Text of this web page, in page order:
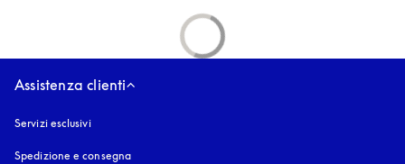
Assistenza clienti
Servizi esclusivi
Spedizione e consegna